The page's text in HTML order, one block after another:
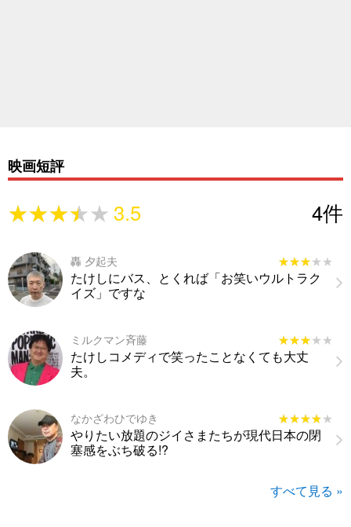
映画短評
★★★★★
★★★★★ 3.5 4件
轟 夕起夫 ★★★★★
★★★★★
たけしにバス、とくれば「お笑いウルトラク
イズ」ですな
ミルクマン斉藤 ★★★★★
★★★★★
たけしコメディで笑ったことなくても大丈
夫。
なかざわひでゆき ★★★★★
★★★★★
やりたい放題のジイさまたちが現代日本の閉
塞感をぶち破る!?
すべて見る »